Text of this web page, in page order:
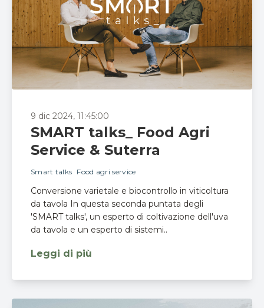
9 dic 2024, 11:45:00
SMART talks_ Food Agri
Service & Suterra
Smart talks Food agri service
Conversione varietale e biocontrollo in viticoltura
da tavola In questa seconda puntata degli
'SMART talks', un esperto di coltivazione dell'uva
da tavola e un esperto di sistemi..
Leggi di più